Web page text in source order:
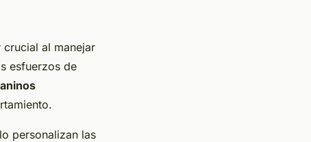
crucial al manejar
esfuerzos de
personalizan las